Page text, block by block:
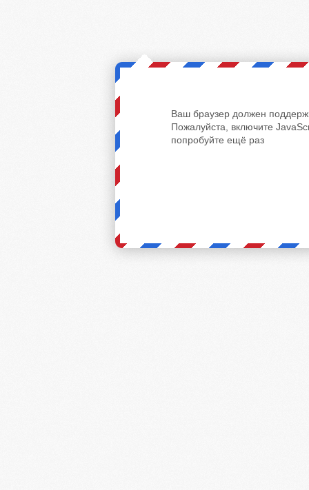
Ваш браузер должен
Пожалуйста, включите
попробуйте ещё раз